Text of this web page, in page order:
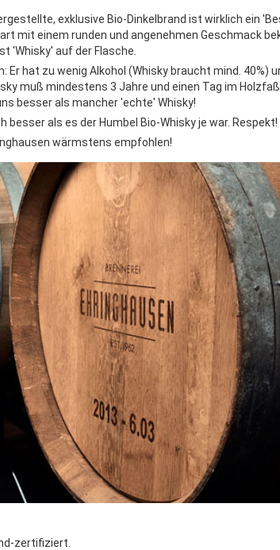
exklusive Bio-Dinkelbrand ist wirklich ein
mit einem runden und angenehmen Geschmack
'Whisky' auf der Flasche.
Er hat zu wenig Alkohol (Whisky braucht mind. 40%)
muß mindestens 3 Jahre und einen Tag im Holzfaß
besser als mancher 'echte' Whisky!
als es der Humbel Bio-Whisky je war. Respekt!
wärmstens empfohlen!
zertifiziert.